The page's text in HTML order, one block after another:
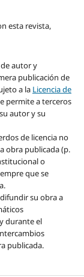
esta revista,
autor y
publicación de
a la Licencia de
permite a terceros
autor y su
de licencia no
obra publicada (p.
o
que se
su obra a
durante el
publicada.